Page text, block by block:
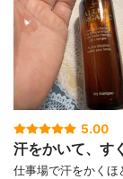
5.00
汗をかいて、す
仕事場で汗をかくほ